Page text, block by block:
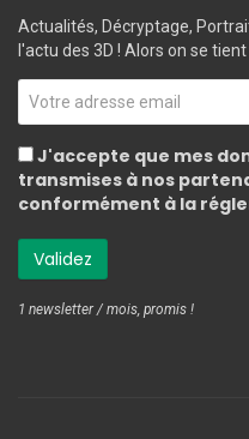
Actualités, Décryptage,
l'actu des 3D ! Alors on se
J'accepte que mes
transmises à nos
conformément à la
1 newsletter / mois, promis !